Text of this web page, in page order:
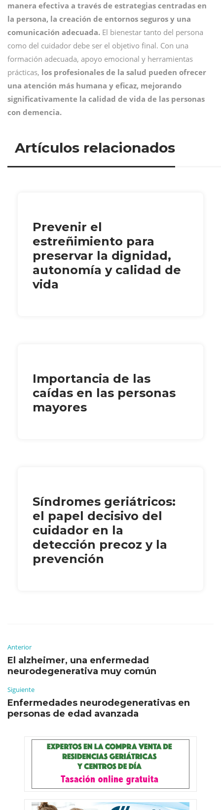
manera efectiva a través de estrategias centradas en
la persona, la creación de entornos seguros y una
comunicación adecuada. El bienestar tanto del persona
como del cuidador debe ser el objetivo final. Con una
formación adecuada, apoyo emocional y herramientas
prácticas, los profesionales de la salud pueden ofrecer
una atención más humana y eficaz, mejorando
significativamente la calidad de vida de las personas
con demencia.
Artículos relacionados
Prevenir el
estreñimiento para
preservar la dignidad,
autonomía y calidad de
vida
Importancia de las
caídas en las personas
mayores
Síndromes geriátricos:
el papel decisivo del
cuidador en la
detección precoz y la
prevención
Anterior
El alzheimer, una enfermedad
neurodegenerativa muy común
Siguiente
Enfermedades neurodegenerativas en
personas de edad avanzada